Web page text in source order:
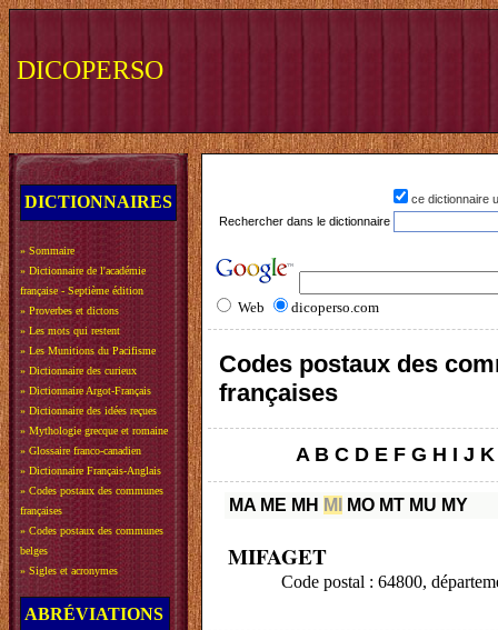
DICOPERSO
DICTIONNAIRES
» Sommaire
» Dictionnaire de l'académie
française - Septième édition
» Proverbes et dictons
» Les mots qui restent
» Les Munitions du Pacifisme
» Dictionnaire des curieux
» Dictionnaire Argot-Français
» Dictionnaire des idées reçues
» Mythologie grecque et romaine
» Glossaire franco-canadien
» Dictionnaire Français-Anglais
» Codes postaux des communes
françaises
» Codes postaux des communes
belges
» Sigles et acronymes
ABRÉVIATIONS
ce dictionnaire
Rechercher dans le dictionnaire
Web dicoperso.com
Codes postaux des
françaises
A B C D E F G H I J K
MA ME MH MI MO MT MU MY
MIFAGET
Code postal : 64800,